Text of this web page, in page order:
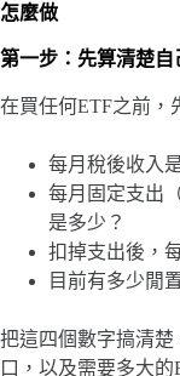
怎麼做
第一步：先算清楚自
在買任何ETF之前，
每月稅後收入
每月固定支出
是多少？
扣掉支出後，
目前有多少閒
把這四個數字搞清
口，以及需要多大的